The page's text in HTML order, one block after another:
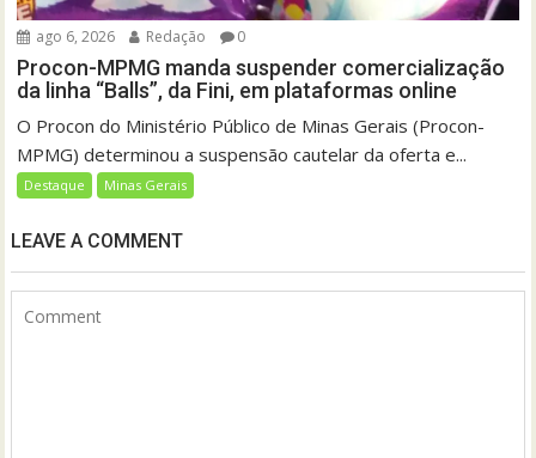
ago 6, 2026 Redação 0
Procon-MPMG manda suspender comercialização
da linha “Balls”, da Fini, em plataformas online
O Procon do Ministério Público de Minas Gerais (Procon-
MPMG) determinou a suspensão cautelar da oferta e...
Destaque Minas Gerais
LEAVE A COMMENT